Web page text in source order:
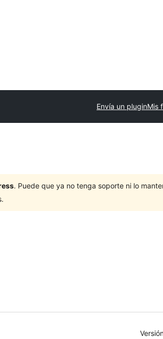
Envía un pluginMis
. Puede que ya no tenga soporte ni lo
Meta